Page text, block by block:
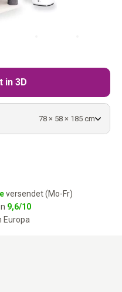
78 × 58 × 185 cm
versendet (Mo-Fr)
9,6/10
Europa
in 3D